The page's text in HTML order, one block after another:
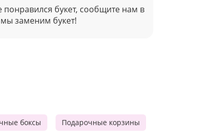
понравился букет, сообщите нам в
заменим букет!
боксы Подарочные корзины